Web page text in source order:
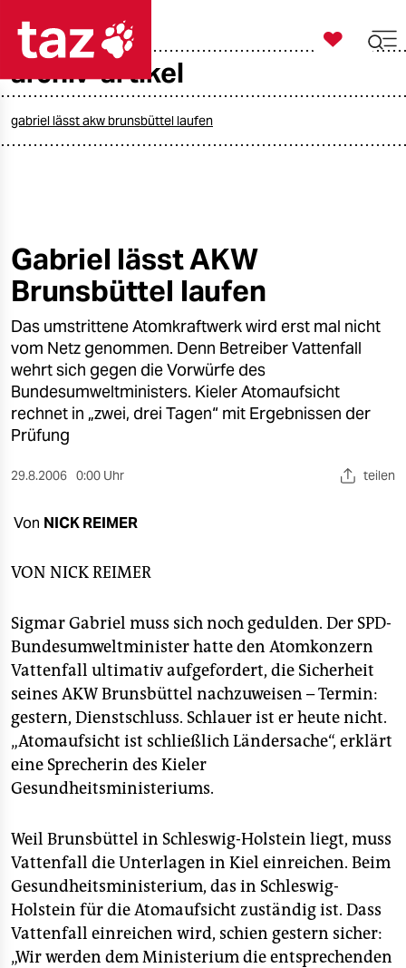
taz zahl ich
öko
gesellschaft
kultur
sport
berlin
nord
verlag
verlag
shop
fragen & hilfe
unterstützen
abo
genossenschaft

taz zahl ich
archiv-artikel
gabriel lässt akw brunsbüttel laufen
Gabriel lässt AKW
Brunsbüttel laufen
Das umstrittene Atomkraftwerk wird erst mal nicht
vom Netz genommen. Denn Betreiber Vattenfall
wehrt sich gegen die Vorwürfe des
Bundesumweltministers. Kieler Atomaufsicht
rechnet in „zwei, drei Tagen“ mit Ergebnissen der
Prüfung
29.8.2006 0:00 Uhr teilen
Von NICK REIMER
VON NICK REIMER
Sigmar Gabriel muss sich noch gedulden. Der SPD-
Bundesumweltminister hatte den Atomkonzern
Vattenfall ultimativ aufgefordert, die Sicherheit
seines AKW Brunsbüttel nachzuweisen – Termin:
gestern, Dienstschluss. Schlauer ist er heute nicht.
„Atomaufsicht ist schließlich Ländersache“, erklärt
eine Sprecherin des Kieler
Gesundheitsministeriums.
Weil Brunsbüttel in Schleswig-Holstein liegt, muss
Vattenfall die Unterlagen in Kiel einreichen. Beim
Gesundheitsministerium, das in Schleswig-
Holstein für die Atomaufsicht zuständig ist. Dass
Vattenfall einreichen wird, schien gestern sicher:
„Wir werden dem Ministerium die entsprechenden